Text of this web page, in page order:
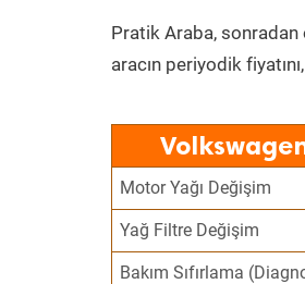
Pratik Araba, sonradan
aracın periyodik fiyatını,
Motor Yağı Değişim
Yağ Filtre Değişim
Bakım Sıfırlama